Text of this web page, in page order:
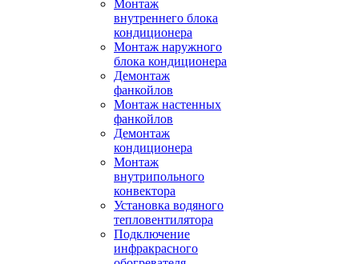
Монтаж
внутреннего блока
кондиционера
Монтаж наружного
блока кондиционера
Демонтаж
фанкойлов
Монтаж настенных
фанкойлов
Демонтаж
кондиционера
Монтаж
внутрипольного
конвектора
Установка водяного
тепловентилятора
Подключение
инфракрасного